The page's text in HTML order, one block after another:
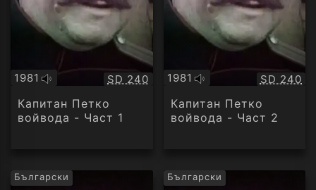
1981
Оригинално
аудио
Качество:
SD 240
Капитан Петко
войвода - Част 1
1981
Оригинално
аудио
SD 240
Капитан Петко
войвода - Част 2
Български Български